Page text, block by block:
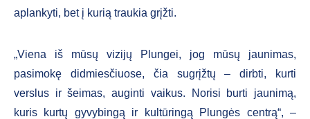
aplankyti, bet į kurią traukia grįžti.
„Viena iš mūsų vizijų Plungei, jog mūsų jaunimas,
pasimokę didmiesčiuose, čia sugrįžtų – dirbti, kurti
verslus ir šeimas, auginti vaikus. Norisi burti jaunimą,
kuris kurtų gyvybingą ir kultūringą Plungės centrą“, –